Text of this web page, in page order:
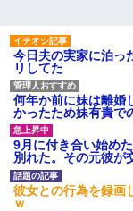
【驚愕】5000円で
子供の頃、母の弟に
ってしまった。拒絶
で両親に全部話した
高1のとき男に襲わ
養子縁組してアメリ
亡くなってしまい…
今日夫の実家に泊っ
リしてた
何年か前に妹は離婚
かったため妹有責で
9月に付き合い始め
別れた。その元彼が
彼女との行為を録画
ｗ